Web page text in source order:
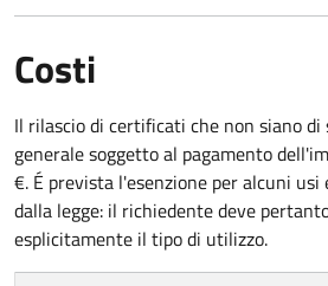
Costi
Il rilascio di certificati che non siano
generale soggetto al pagamento
€. É prevista l'esenzione per alcuni
dalla legge: il richiedente deve
esplicitamente il tipo di utilizzo.